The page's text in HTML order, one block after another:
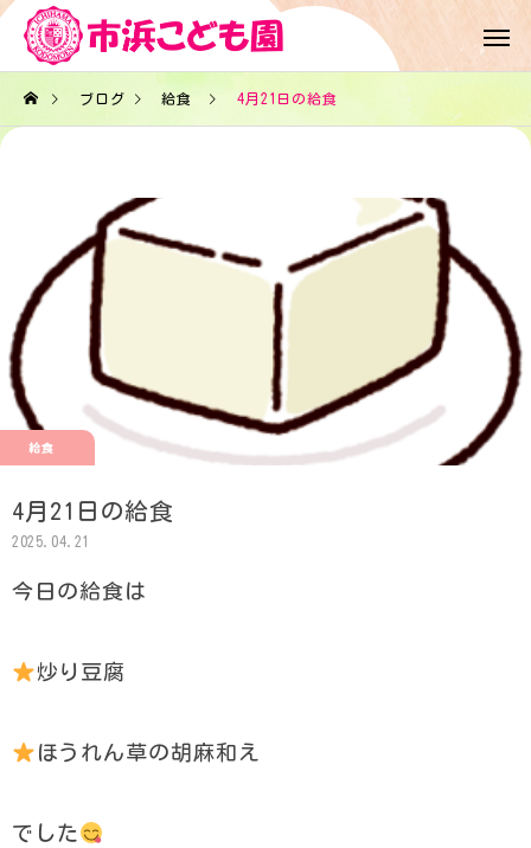
ブログ 給食 4月21日の給食
給食
4月21日の給食
2025.04.21
今日の給食は
炒り豆腐
ほうれん草の胡麻和え
でした